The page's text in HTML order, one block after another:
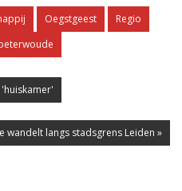
Oegstgeest
Regio
wandelt langs stadsgrens Leiden »